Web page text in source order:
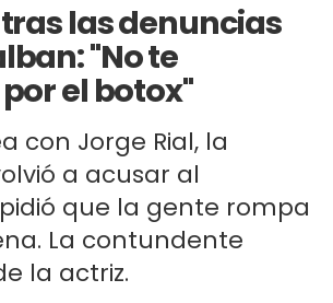
las denuncias
"No te
el botox"
con Jorge Rial, la
a acusar al
que la gente rompa
La contundente
la actriz.